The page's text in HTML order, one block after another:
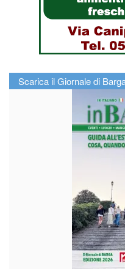
Scarica il Giornale di